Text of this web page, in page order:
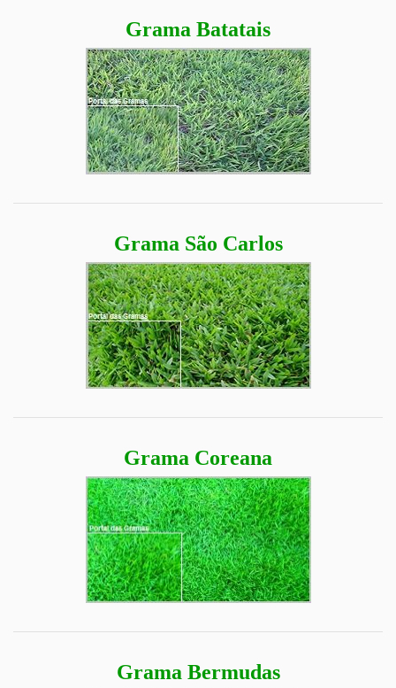
Grama Batatais
Grama São Carlos
Grama Coreana
Grama Bermudas